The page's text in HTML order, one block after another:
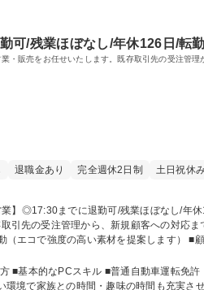
可/残業ほぼなし/年休126日/転
・販売をお任せいたします。既存取引先の受注管
退職金あり 完全週休2日制 土日祝休
先の受注管理から、新規顧客への対応ま
エコで強度の高い素材を提案します）
客への対応 ■産官学連携による新素材の
よるレクチャー ■将来的な新事業・新工場の運営参画 募集職種 【
■基本的なPCスキル ■普通自動車運転免